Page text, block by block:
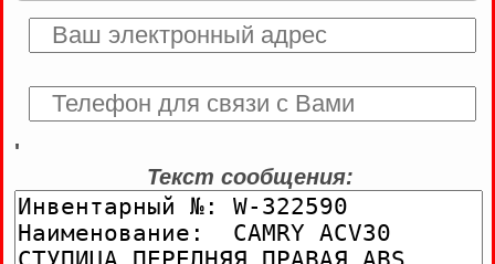
'
Текст сообщения: